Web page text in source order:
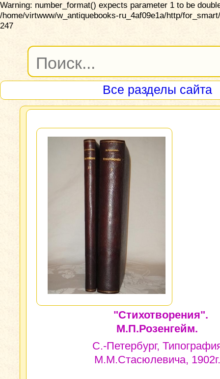
Warning: number_format() expects parameter 1 to be
/home/virtwww/w_antiquebooks-ru_4af09e1a/http/
247
Все разделы сайта
"Стихотворения".
М.П.Розенгейм.
С.-Петербург,
М.М.Стасюлевича, 1902г.